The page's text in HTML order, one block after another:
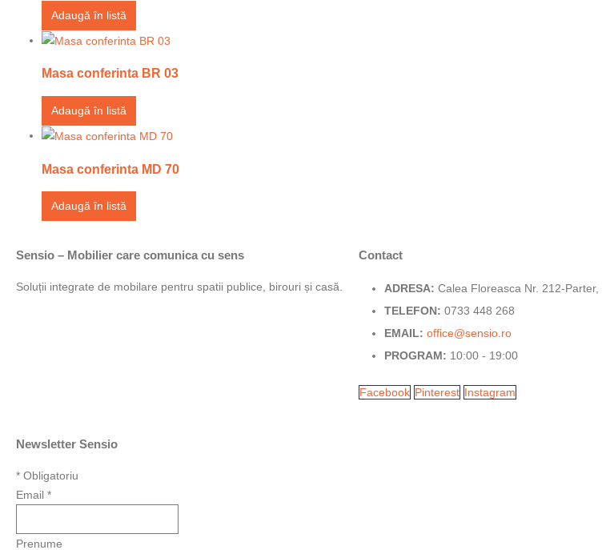
Adaugă în listă
Masa conferinta BR 03
Adaugă în listă
Masa conferinta MD 70
Adaugă în listă
Sensio – Mobilier care comunica cu sens
Soluții integrate de mobilare pentru spatii publice, birouri și casă.
Contact
ADRESA: Calea Floreasca Nr. 212-
TELEFON: 0733 448 268
EMAIL: office@sensio.ro
PROGRAM: 10:00 - 19:00
Facebook Pinterest Instagram
Newsletter Sensio
* Obligatoriu
Email *
Prenume